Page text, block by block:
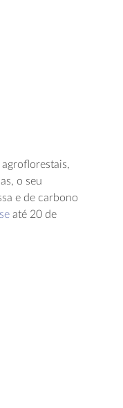
o seu
e de carbono
até 20 de